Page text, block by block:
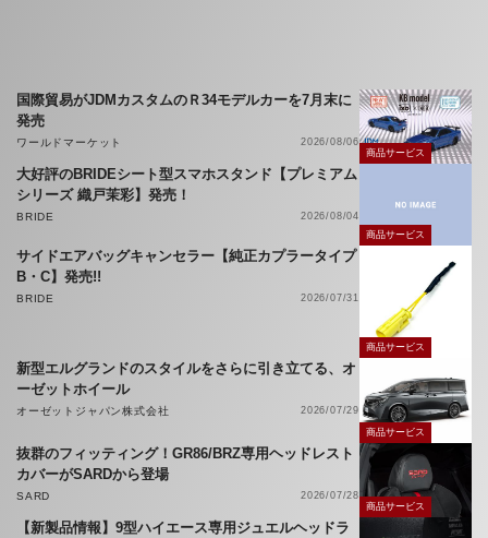
国際貿易がJDMカスタムのＲ34モデルカーを7月末に
発売
ワールドマーケット
2026/08/06
商品サービス
大好評のBRIDEシート型スマホスタンド【プレミアム
シリーズ 織戸茉彩】発売！
BRIDE
2026/08/04
商品サービス
サイドエアバッグキャンセラー【純正カプラータイプ
B・C】発売!!
BRIDE 2026/07/31
商品サービス
新型エルグランドのスタイルをさらに引き立てる、オ
ーゼットホイール
オーゼットジャパン株式会社
2026/07/29
商品サービス
抜群のフィッティング！GR86/BRZ専用ヘッドレスト
カバーがSARDから登場
SARD
2026/07/28
商品サービス
【新製品情報】9型ハイエース専用ジュエルヘッドラ